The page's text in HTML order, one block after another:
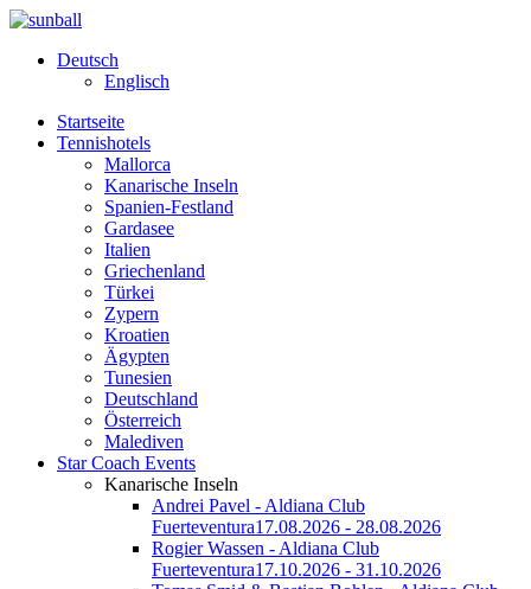
Deutsch
Englisch
Startseite
Tennishotels
Mallorca
Kanarische Inseln
Spanien-Festland
Gardasee
Italien
Griechenland
Türkei
Zypern
Kroatien
Ägypten
Tunesien
Deutschland
Österreich
Malediven
Star Coach Events
Kanarische Inseln
Andrei Pavel - Aldiana Club
Fuerteventura17.08.2026 - 28.08.2026
Rogier Wassen - Aldiana Club
Fuerteventura17.10.2026 - 31.10.2026